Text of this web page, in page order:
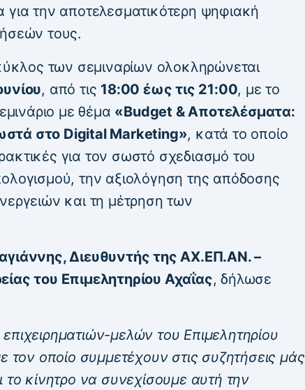
για την αποτελεσματικότερη ψηφιακή
τους.
των σεμιναρίων ολοκληρώνεται
, από τις 18:00 έως τις 21:00, με το
με θέμα «Budget & Αποτελέσματα:
στο Digital Marketing», κατά το οποίο
για τον σωστό σχεδιασμό του
την αξιολόγηση της απόδοσης
και τη μέτρηση των
Διευθυντής της ΑΧ.ΕΠ.ΑΝ. –
του Επιμελητηρίου Αχαΐας, δήλωσε
μελών του Επιμελητηρίου
τον οποίο συμμετέχουν στις συζητήσεις μάς
το κίνητρο να συνεχίσουμε αυτή την